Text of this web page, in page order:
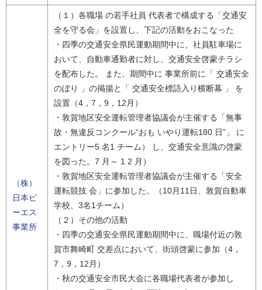
（株）
日本ピ
ーエス
事業所
（１）各職場 の若手社員 代表者で構成する「交通安
全を守る会」を設置し、下記の活動をおこなった
・四季の交通安全県民運動期間中に、社員駐車場に
おいて、自動車通勤者に対し、交通安全啓蒙チラシ
を配布した。 また、期間中に 事業所前に「 交通安全
のぼり 」の掲揚と「 交通安全標語入り横断幕 」 を
設置（4，7，9，12月）
・敦賀地区安全運転管理者協議会が主催する「無事
故・無違反コンクール“おも いやり運転180 日”」 に
エントリー5 名1 チーム） し、交通安全意識の啓蒙
を図った。7 月～ 1 2 月）
・敦賀地区安全運転管理者協議会が主催する「安全
運転競技 会」に参加した。（10月11日、敦賀自動車
学校、3名1チーム）
（２）その他の活動
・四季の交通安全県民運動期間中に、職場付近の敦
賀市舞崎町 交差点において、街頭啓蒙に参加（4，
7，9，12月）
・秋の交通安全市民大会に各職場代表者が参加し